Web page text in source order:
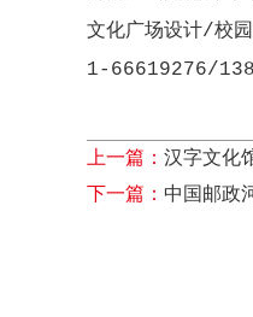
文化广场设计/校
1-66619276/
上一篇： 汉字文化
下一篇： 中国邮政